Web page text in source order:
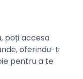
poți accesa
oferindu-ți
pentru a te